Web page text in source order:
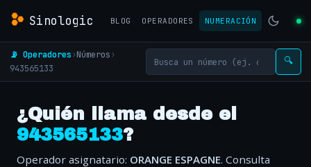
Sinologic BLOG OPERADORES NUMERACIÓN
📡 Operadores›Números›
943565133
🔍
¿Quién llama desde el
943565133?
Operador asignatario: ORANGE ESPAGNE. Consulta